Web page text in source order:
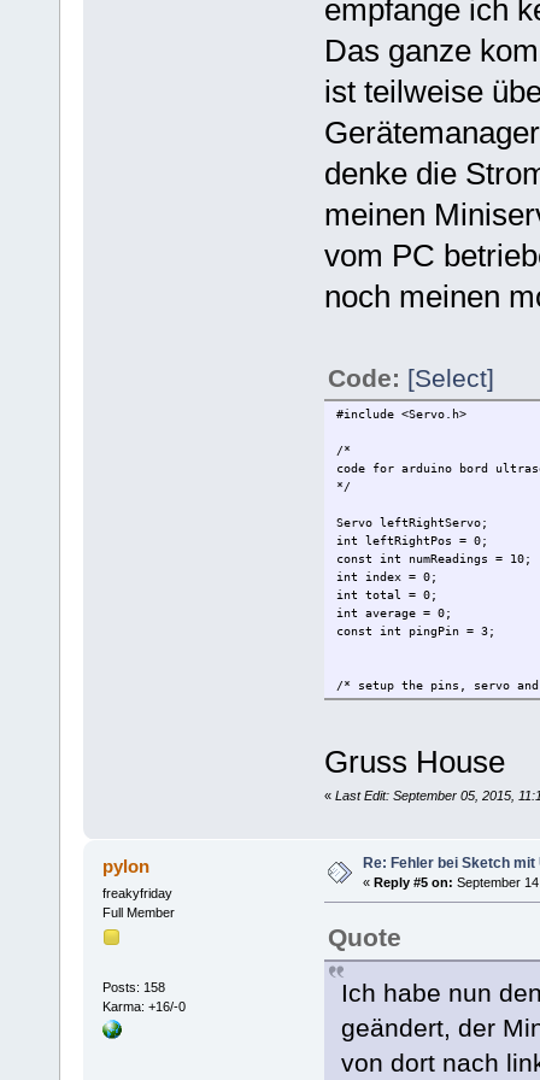
empfange ich
Das ganze
ist teilweise
denke die
meinen
vom PC
noch meinen
Code: [Select]
#include <Servo.h>
/*
code for arduino bord
*/
Servo leftRightServo; //
int leftRightPos = 0; //
const int numReadings =
int index = 0; // the
int total = 0; //
int average = 0; //
const int pingPin = 3;
/* setup the pins, servo
void setup() {
// initialize the serial
Serial.begin(9600);
}
for(leftRightPos = 0;
for (index = 0;
// and the distance result
// The PING))) is triggered
pinMode(pingPin, OUTPUT);
delayMicroseconds(2);
Gruss House
« Last Edit: September 05, 2015,
pylon
freakyfriday
Full Member
Posts: 158
Karma: +16/-0
Re: Fehler bei Sketch
« Reply #5 on: September
Quote
Ich habe nun
geändert, der
von dort nach